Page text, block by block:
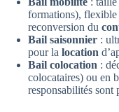
formations), flexible
reconversion du
Bail saisonnier :
pour la location
Bail colocation :
colocataires) ou en
responsabilités sont